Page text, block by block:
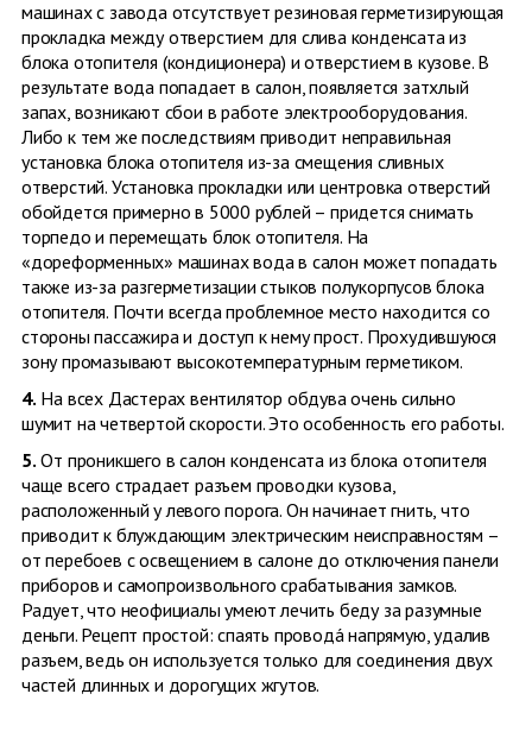
машинах с завода отсутствует резиновая герметизирующая
прокладка между отверстием для слива конденсата из
блока отопителя (кондиционера) и отверстием в кузове. В
результате вода попадает в салон, появляется затхлый
запах, возникают сбои в работе электрооборудования.
Либо к тем же последствиям приводит неправильная
установка блока отопителя из-за смещения сливных
отверстий. Установка прокладки или центровка отверстий
обойдется примерно в 5000 рублей – придется снимать
торпедо и перемещать блок отопителя. На
«дореформенных» машинах вода в салон может попадать
также из-за разгерметизации стыков полукорпусов блока
отопителя. Почти всегда ­проблемное место находится со
стороны пассажира и доступ к нему прост. Прохудившуюся
зону промазывают высокотемпературным герметиком.
4. На всех Дастерах вентилятор обдува очень сильно
шумит на четвертой скорости. Это особенность его работы.
5. От проникшего в салон конденсата из блока отопителя
чаще всего страдает разъем проводки кузова,
расположенный у левого порога. Он начинает гнить, что
приводит к блуждающим электрическим неисправностям –
от перебоев с освещением в салоне до отключения панели
приборов и самопроизвольного срабатывания замков.
Радует, что неофициалы умеют лечить беду за разумные
деньги. Рецепт простой: спаять проводá напрямую, удалив
разъем, ведь он используется только для соединения двух
частей длинных и дорогущих жгутов.